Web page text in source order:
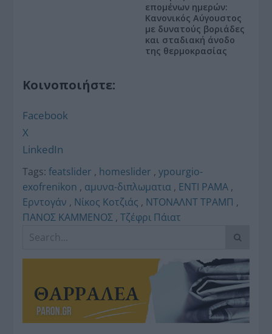
επομένων ημερών:
Κανονικός Αύγουστος
με δυνατούς βοριάδες
και σταδιακή άνοδο
της θερμοκρασίας
Κοινοποιήστε:
Facebook
X
LinkedIn
Tags: featslider , homeslider ,ypourgio-
exofrenikon , αμυνα-διπλωματια , ΕΝΤΙ ΡΑΜΑ ,
Ερντογάν , Νίκος Κοτζιάς , ΝΤΟΝΑΛΝΤ ΤΡΑΜΠ ,
ΠΑΝΟΣ ΚΑΜΜΕΝΟΣ ,Τζέφρι Πάιατ